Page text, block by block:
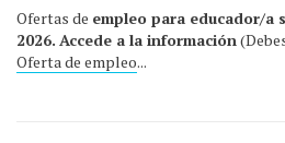
Ofertas de empleo para educador/a
2026. Accede a la información
Oferta de empleo...